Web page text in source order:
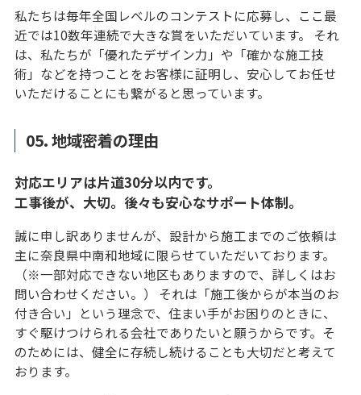
私たちは毎年全国レベルのコンテストに応募し、ここ最
近では10数年連続で大きな賞をいただいています。 それ
は、私たちが「優れたデザイン力」や「確かな施工技
術」などを持つことをお客様に証明し、安心してお任せ
いただけることにも繋がると思っています。
05. 地域密着の理由
対応エリアは片道30分以内です。
工事後が、大切。後々も安心なサポート体制。
誠に申し訳ありませんが、設計から施工までのご依頼は
主に奈良県中南和地域に限らせていただいております。
（※一部対応できない地区もありますので、詳しくはお
問い合わせください。） それは「施工後からが本当のお
付き合い」という理念で、住まい手がお困りのときに、
すぐ駆けつけられる会社でありたいと願うからです。そ
のためには、健全に存続し続けることも大切だと考えて
おります。